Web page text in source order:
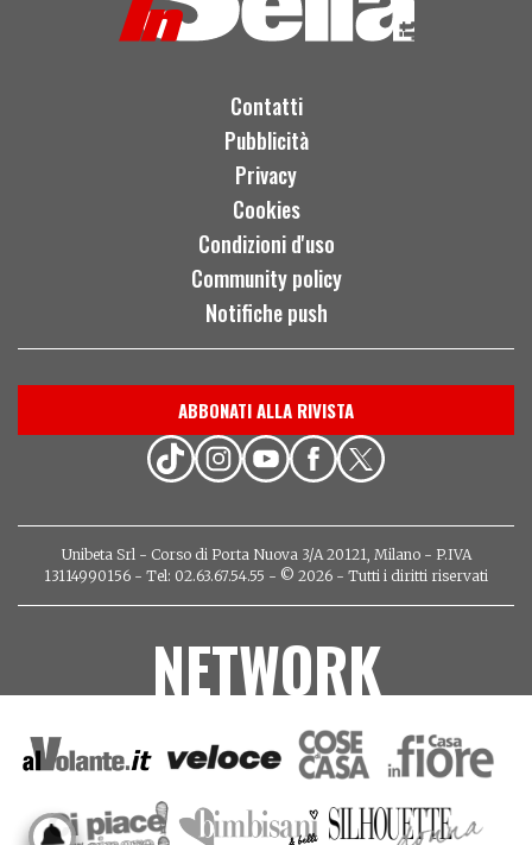
Contatti
Pubblicità
Privacy
Cookies
Condizioni d'uso
Community policy
Notifiche push
ABBONATI ALLA RIVISTA
Unibeta Srl - Corso di Porta Nuova 3/A 20121, Milano - P.IVA
13114990156 - Tel: 02.63.67.54.55 - © 2026 - Tutti i diritti riservati
NETWORK